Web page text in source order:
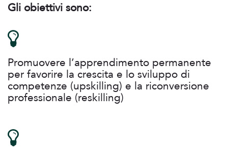
Gli obiettivi sono:
Promuovere l’apprendimento permanente
per favorire la crescita e lo sviluppo di
competenze (upskilling) e la riconversione
professionale (reskilling)